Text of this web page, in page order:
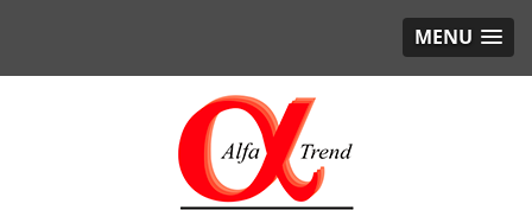
MENU